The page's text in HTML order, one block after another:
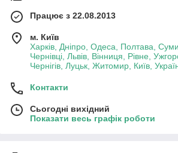
Працює з 22.08.2013
м. Київ
Харків, Дніпро, Одеса, Полтава,
Чернівці, Львів, Вінниця, Рівне,
Чернігів, Луцьк, Житомир, Київ,
Контакти
Сьогодні вихідний
Показати весь графік роботи